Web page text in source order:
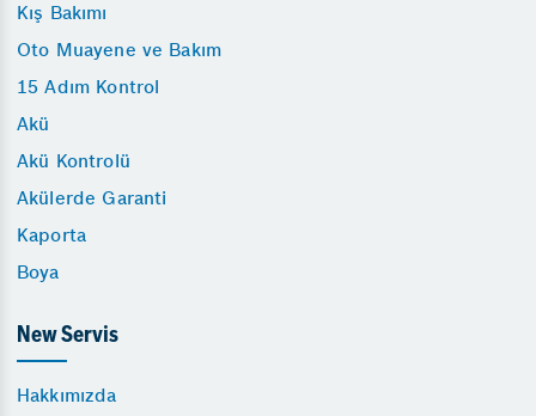
Kış Bakımı
Oto Muayene ve Bakım
15 Adım Kontrol
Akü
Akü Kontrolü
Akülerde Garanti
Kaporta
Boya
New Servis
Hakkımızda